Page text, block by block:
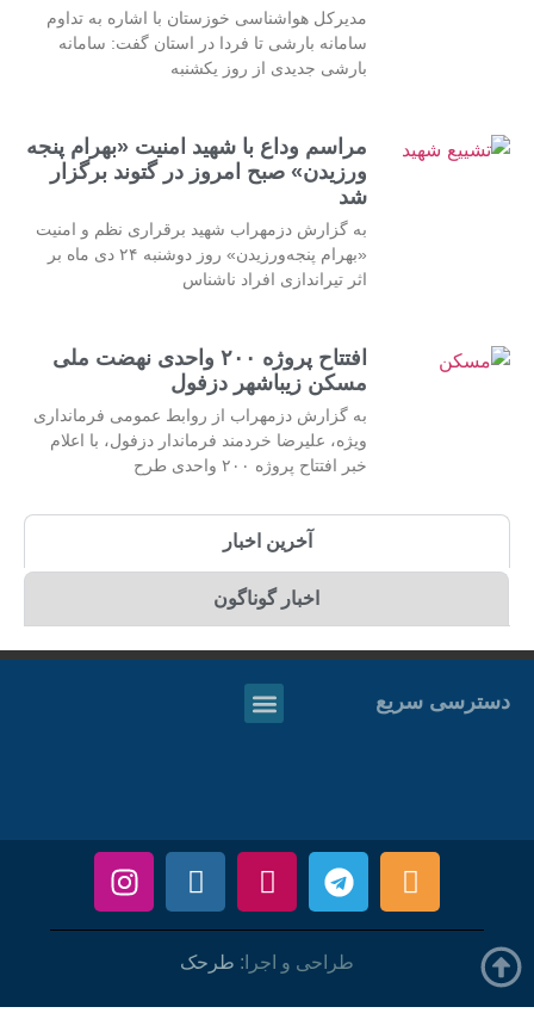
مدیرکل هواشناسی خوزستان با اشاره به تداوم
سامانه بارشی تا فردا در استان گفت: سامانه
بارشی جدیدی از روز یکشنبه
مراسم وداع با شهید امنیت «بهرام پنجه
ورزیدن» صبح امروز در گتوند برگزار
شد
به گزارش دزمهراب شهید برقراری نظم و امنیت
«بهرام پنجه‌ورزیدن» روز دوشنبه ۲۴ دی ماه بر
اثر تیراندازی افراد ناشناس
افتتاح پروژه ۲۰۰ واحدی نهضت ملی
مسکن زیباشهر دزفول
به گزارش دزمهراب از روابط عمومی فرمانداری
ویژه، علیرضا خردمند فرماندار دزفول، با اعلام
خبر افتتاح پروژه ۲۰۰ واحدی طرح
آخرین اخبار
اخبار گوناگون
دسترسی سریع
طراحی و اجرا: طرحک